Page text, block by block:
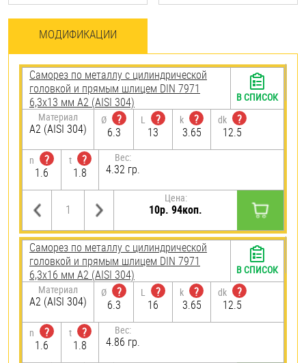
МОДИФИКАЦИИ
Саморез по металлу с цилиндрической
головкой и прямым шлицем DIN 7971
6,3х13 мм А2 (AISI 304)
Материал
А2 (AISI 304)
Ø
?
6.3
L
?
13
k
?
3.65
dk
?
12.5
n
?
1.6
t
?
1.8
Вес:
4.32 гр.
Цена:
10р. 94коп.
В СПИСОК
Саморез по металлу с цилиндрической
головкой и прямым шлицем DIN 7971
6,3х16 мм А2 (AISI 304)
Материал
А2 (AISI 304)
Ø
?
6.3
L
?
16
k
?
3.65
dk
?
12.5
n
?
1.6
t
?
1.8
Вес:
4.86 гр.
В СПИСОК